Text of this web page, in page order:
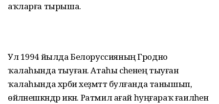
аҡларға тырыша.
Ул 1994 йылда Белоруссияның Гродно
ҡалаһында тыуған. Атаһы әсәһенең тыуған
ҡалаһында хәрби хеҙмәттә булғанда танышып,
өйләнешкәндәр икән. Ратмил ағай һуңғараҡ ғаиләһен